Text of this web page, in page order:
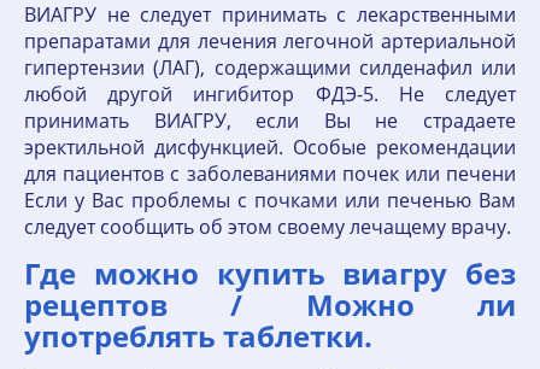
ВИАГРУ не следует принимать с лекарственными
препаратами для лечения легочной артериальной
гипертензии (ЛАГ), содержащими силденафил или
любой другой ингибитор ФДЭ-5. Не следует
принимать ВИАГРУ, если Вы не страдаете
эректильной дисфункцией. Особые рекомендации
для пациентов с заболеваниями почек или печени
Если у Вас проблемы с почками или печенью Вам
следует сообщить об этом своему лечащему врачу.
Где можно купить виагру без
рецептов / Можно ли
употреблять таблетки.